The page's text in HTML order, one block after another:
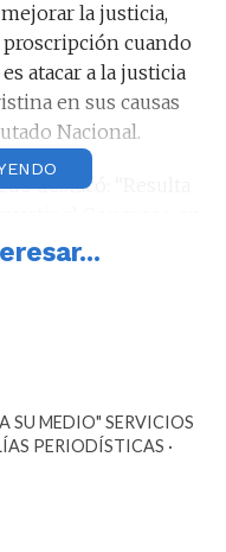
la justicia,
cuando
atacar a la justicia
en sus causas
Nacional.
destacó: “Resulta
Buscan introducir
fundamentales,
en un Convenio
pedir información
cuando ese
SU MEDIO" SERVICIOS
PERIODÍSTICAS ·